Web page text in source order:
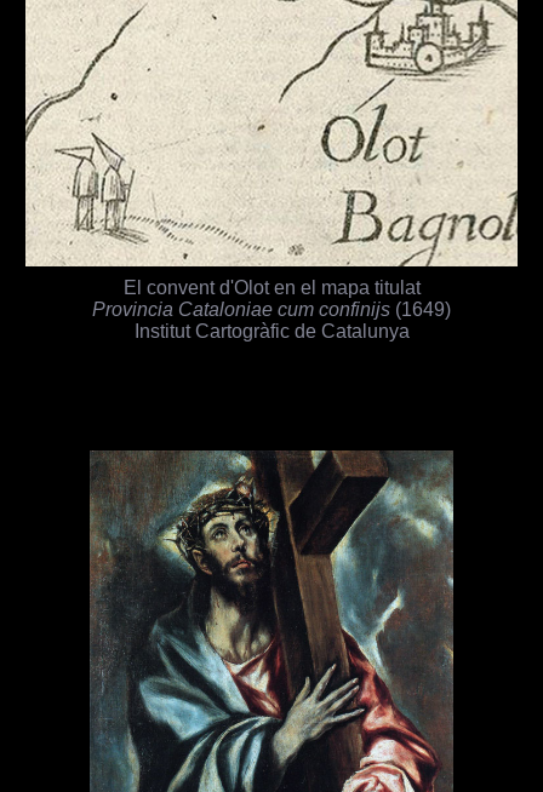
El convent d'Olot en el mapa titulat
Provincia Cataloniae cum confinijs (1649)
Institut Cartogràfic de Catalunya